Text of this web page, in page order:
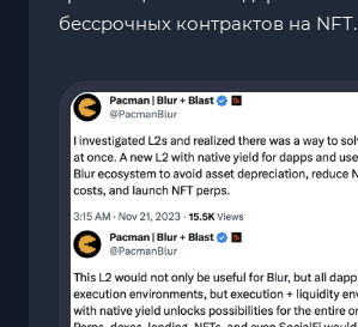
бессрочных контрактов на NFT.